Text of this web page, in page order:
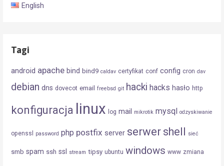
English
Tagi
android apache bind bind9 caldav certyfikat conf config cron dav
debian dns dovecot email freebsd git hacki hacks hasło http
konfiguracja linux log mail mikrotik mysql odzyskiwanie
openssl password php postfix server serwer shell sieć
smb spam ssh ssl stream tipsy ubuntu windows www zmiana